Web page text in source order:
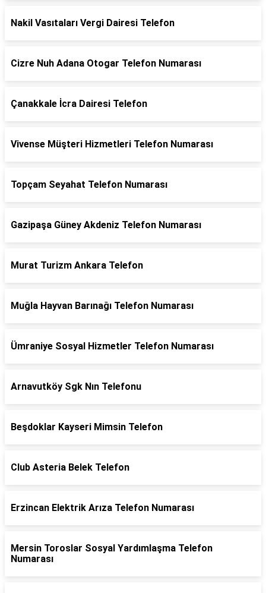
Nakil Vasıtaları Vergi Dairesi Telefon
Cizre Nuh Adana Otogar Telefon Numarası
Çanakkale İcra Dairesi Telefon
Vivense Müşteri Hizmetleri Telefon Numarası
Topçam Seyahat Telefon Numarası
Gazipaşa Güney Akdeniz Telefon Numarası
Murat Turizm Ankara Telefon
Muğla Hayvan Barınağı Telefon Numarası
Ümraniye Sosyal Hizmetler Telefon Numarası
Arnavutköy Sgk Nın Telefonu
Beşdoklar Kayseri Mimsin Telefon
Club Asteria Belek Telefon
Erzincan Elektrik Arıza Telefon Numarası
Mersin Toroslar Sosyal Yardımlaşma Telefon
Numarası